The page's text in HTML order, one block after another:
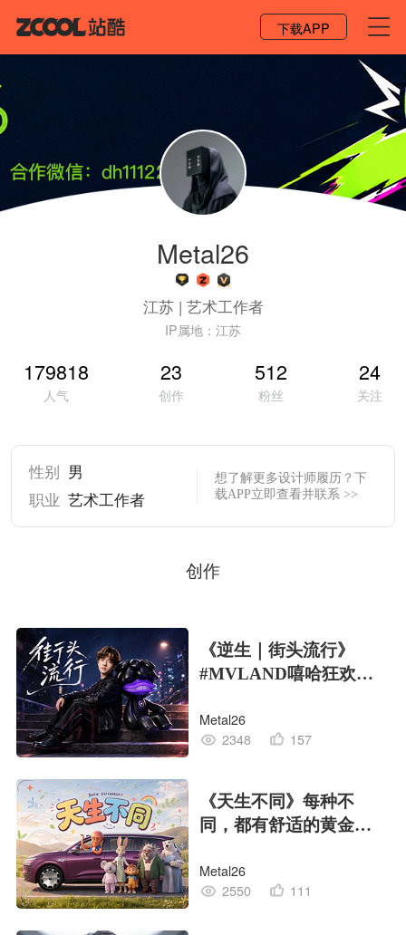
下载APP
Metal26
江苏| 艺术工作者
IP属地： 江苏
179818
人气
23
创作
512
粉丝
24
关注
性别
男
职业 艺术工作者
想了解更多设计师履历？下
载APP立即查看并联系 >>
创作
《逆生｜街头流行》
#MVLAND嘻哈狂欢派
Metal26
2348
157
《天生不同》每种不
同，都有舒适的黄金标
Metal26
2550
111